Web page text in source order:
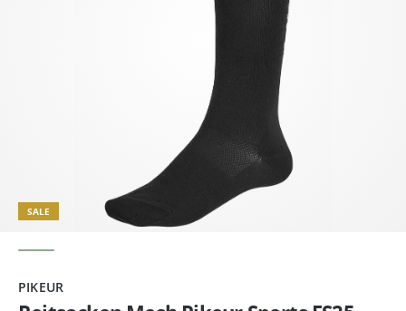
SALE
PIKEUR